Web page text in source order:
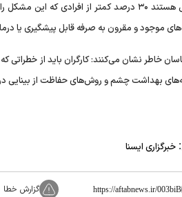
موجود و مقرون به صرفه قابل پیشگیری یا
خاطر نشان می‌کنند: کارگران باید از
بهداشت چشم و روش‌های حفاظت از بینایی در
خبرگزاری ایسنا
https://aftabnews.ir/003biB گزارش خطا